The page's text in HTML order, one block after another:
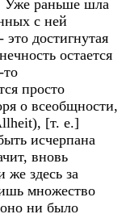
Уже раньше шла
с ней
достигнутая
остается
то
просто
о всеобщности,
[т. е.]
исчерпана
вновь
же здесь за
множество
ни было